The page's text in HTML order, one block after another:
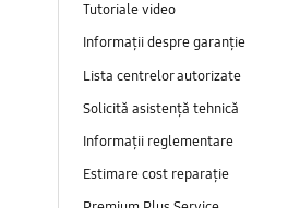
Tutoriale video
Informații despre garanție
Lista centrelor autorizate
Solicită asistență tehnică
Informații reglementare
Estimare cost reparație